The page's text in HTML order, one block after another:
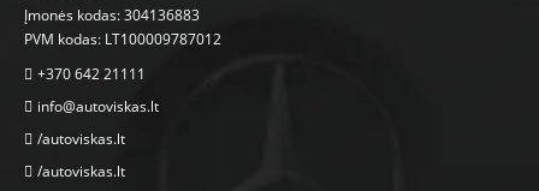
Įmonės kodas: 304136883
PVM kodas: LT100009787012
+370 642 21111
info@autoviskas.lt
/autoviskas.lt
/autoviskas.lt